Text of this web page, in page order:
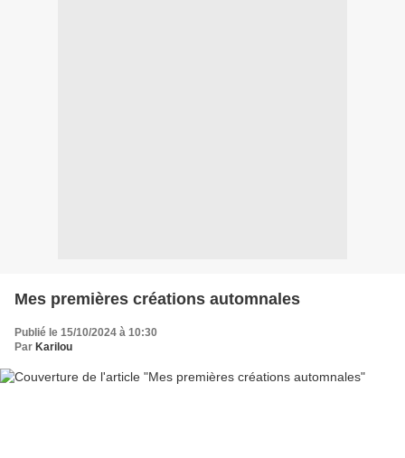
Mes premières créations automnales
Publié le 15/10/2024 à 10:30
Par Karilou